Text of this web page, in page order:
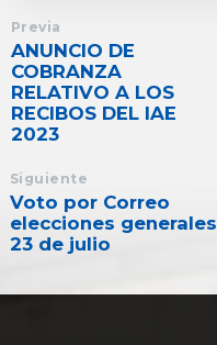
Previa
ANUNCIO DE
COBRANZA
RELATIVO A LOS
RECIBOS DEL IAE
2023
Siguiente
Voto por Correo
elecciones generales
23 de julio